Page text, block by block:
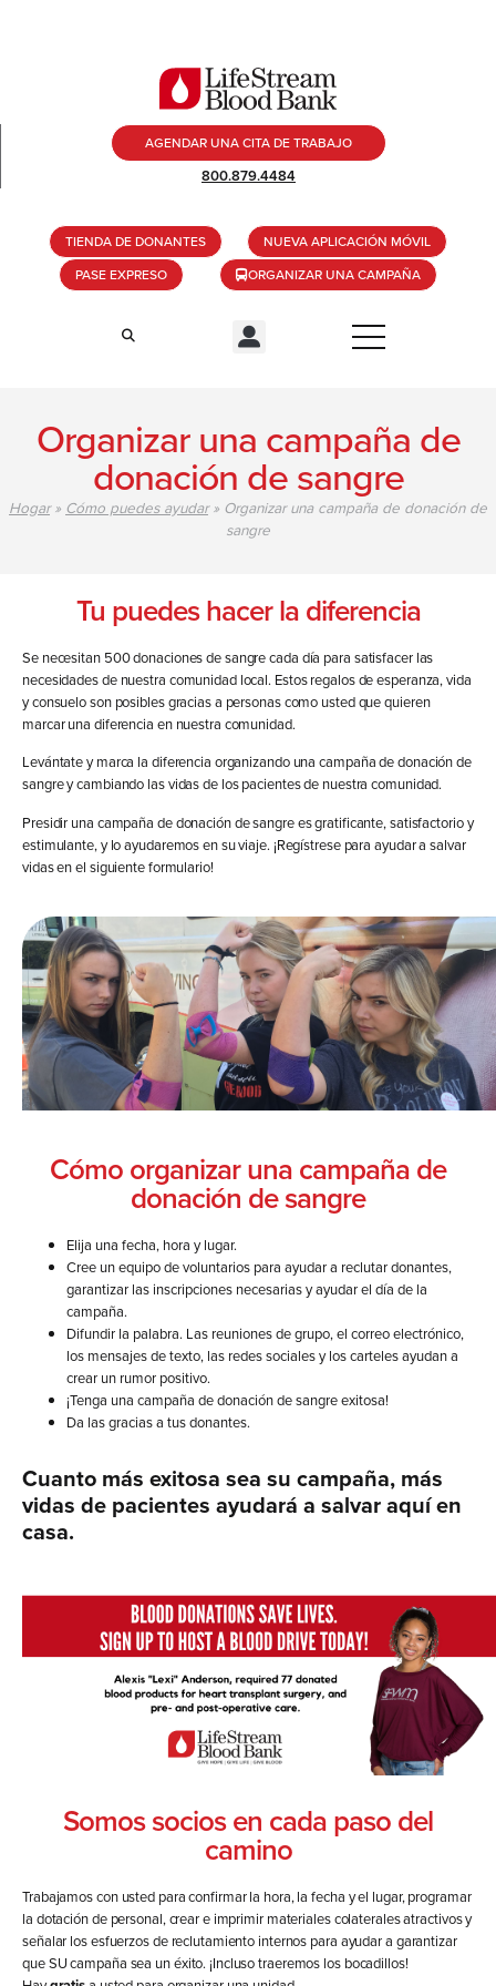
AGENDAR UNA CITA DE TRABAJO
800.879.4484
TIENDA DE DONANTES
NUEVA APLICACIÓN MÓVIL
PASE EXPRESO
ORGANIZAR UNA CAMPAÑA
Organizar una campaña de
donación de sangre
Hogar» Cómo puedes ayudar» Organizar una campaña de donación de
sangre
Tu puedes hacer la diferencia
Se necesitan 500 donaciones de sangre cada día para satisfacer las
necesidades de nuestra comunidad local. Estos regalos de esperanza, vida
y consuelo son posibles gracias a personas como usted que quieren
marcar una diferencia en nuestra comunidad.
Levántate y marca la diferencia organizando una campaña de donación de
sangre y cambiando las vidas de los pacientes de nuestra comunidad.
Presidir una campaña de donación de sangre es gratificante, satisfactorio y
estimulante, y lo ayudaremos en su viaje. ¡Regístrese para ayudar a salvar
vidas en el siguiente formulario!
Cómo organizar una campaña de
donación de sangre
Elija una fecha, hora y lugar.
Cree un equipo de voluntarios para ayudar a reclutar donantes,
garantizar las inscripciones necesarias y ayudar el día de la
campaña.
Difundir la palabra. Las reuniones de grupo, el correo electrónico,
los mensajes de texto, las redes sociales y los carteles ayudan a
crear un rumor positivo.
¡Tenga una campaña de donación de sangre exitosa!
Da las gracias a tus donantes.
Cuanto más exitosa sea su campaña, más
vidas de pacientes ayudará a salvar aquí en
casa.
Somos socios en cada paso del
camino
Trabajamos con usted para confirmar la hora, la fecha y el lugar, programar
la dotación de personal, crear e imprimir materiales colaterales atractivos y
señalar los esfuerzos de reclutamiento internos para ayudar a garantizar
que SU campaña sea un éxito. ¡Incluso traeremos los bocadillos!